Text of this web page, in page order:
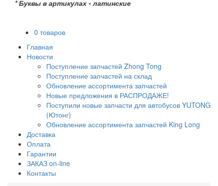
* Буквы в артикулах - латинские
0 товаров
Главная
Новости
Поступление запчастей Zhong Tong
Поступление запчастей на склад
Обновление ассортимента запчастей
Новые предложения в РАСПРОДАЖЕ!
Поступили новые запчасти для автобусов YUTONG
(Ютонг)
Обновление ассортимента запчастей King Long
Доставка
Оплата
Гарантии
ЗАКАЗ on-line
Контакты